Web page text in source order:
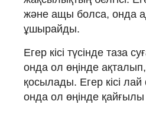
және ащы болса, онда
ұшырайды.
Егер кісі түсінде таза
онда ол өңінде
қосылады. Егер кісі лай
онда ол өңінде